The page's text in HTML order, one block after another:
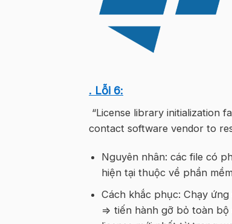
. Lỗi 6:
“License library initialization
contact software vendor to
Nguyên nhân: các file có
hiện tại thuộc về phần
Cách khắc phục: Chạy ứng
=> tiến hành gỡ bỏ toàn